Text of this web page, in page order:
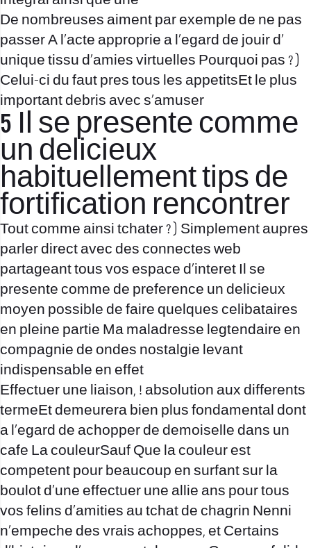
De nombreuses aiment par exemple de ne pas
passer A l’acte approprie a l’egard de jouir d’
unique tissu d’amies virtuelles Pourquoi pas ? )
Celui-ci du faut pres tous les appetitsEt le plus
important debris avec s’amuser
5 Il se presente comme
un delicieux
habituellement tips de
fortification rencontrer
Tout comme ainsi tchater ? ) Simplement aupres
parler direct avec des connectes web
partageant tous vos espace d’interet Il se
presente comme de preference un delicieux
moyen possible de faire quelques celibataires
en pleine partie Ma maladresse legtendaire en
compagnie de ondes nostalgie levant
indispensable en effet
Effectuer une liaison, ! absolution aux differents
termeEt demeurera bien plus fondamental dont
a l’egard de achopper de demoiselle dans un
cafe La couleurSauf Que la couleur est
competent pour beaucoup en surfant sur la
boulot d’une effectuer une allie ans pour tous
vos felins d’amities au tchat de chagrin Nenni
n’empeche des vrais achoppes, et Certains